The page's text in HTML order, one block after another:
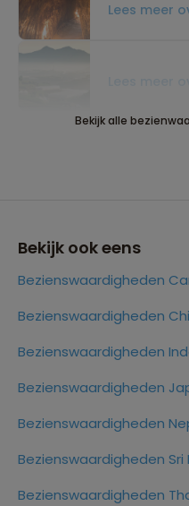
Lees meer
Bekijk alle
Bekijk ook eens
Bezienswaardigheden
Bezienswaardigheden
Bezienswaardigheden
Bezienswaardigheden
Bezienswaardigheden
Bezienswaardigheden Sri
Bezienswaardigheden
Reizen met oog